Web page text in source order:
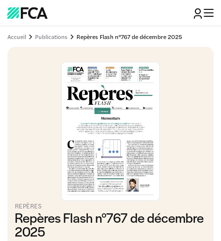
Accueil Publications Repères Flash n°767 de décembre 2025
REPÈRES
Repères Flash n°767 de décembre
2025